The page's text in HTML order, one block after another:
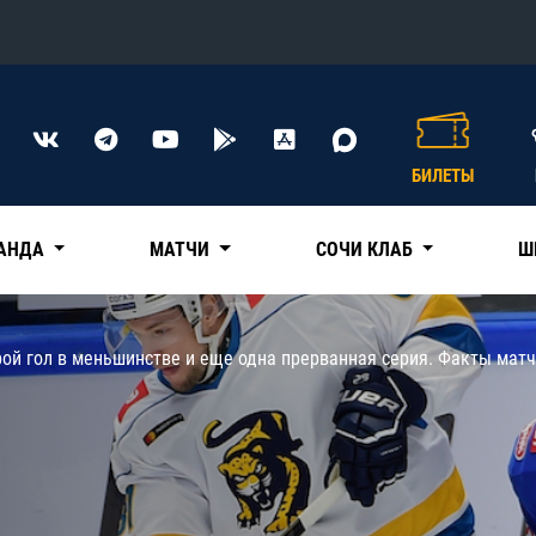
Конференция «Восток»
Нефтехимик
Трактор
Дивизион Чернышева
Авангард
Адмирал
БИЛЕТЫ
МАТЧИ СОЧИ КЛАБ
гол в меньшинстве и еще одна прерванная серия. Факты